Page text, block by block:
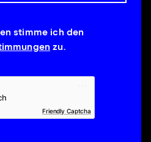
stimme ich den
zu.
Friendly Captcha